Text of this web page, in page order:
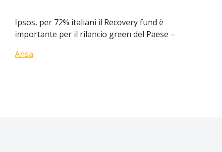
Ipsos, per 72% italiani il Recovery fund è
importante per il rilancio green del Paese –
Ansa